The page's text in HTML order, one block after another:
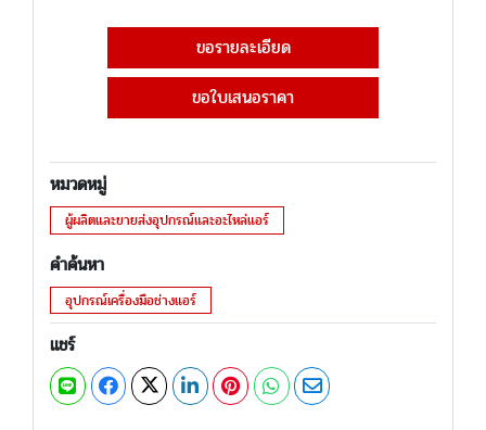
ขอรายละเอียด
ขอใบเสนอราคา
หมวดหมู่
ผู้ผลิตและขายส่งอุปกรณ์และอะไหล่แอร์
คำค้นหา
อุปกรณ์เครื่องมือช่างแอร์
แชร์